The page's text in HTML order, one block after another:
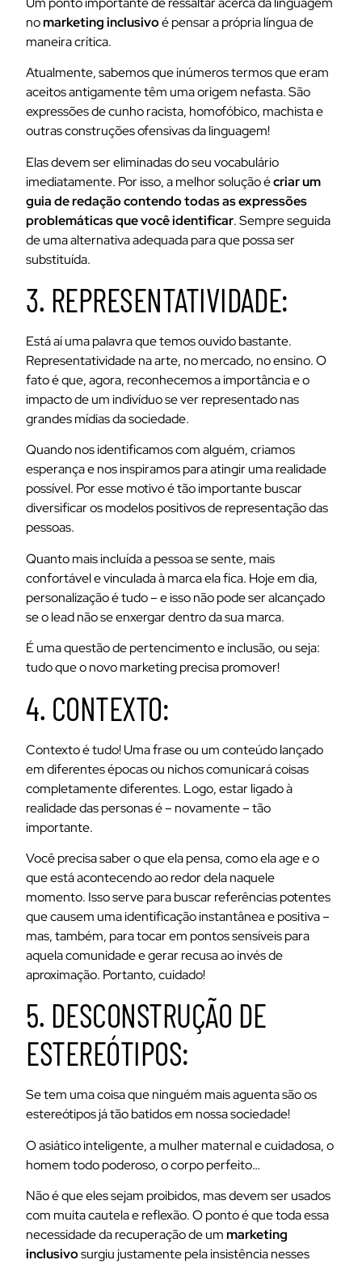
nomarketing inclusivoé pensar a própria língua de
maneira crítica.
Atualmente, sabemos que inúmeros termos que eram
aceitos antigamente têm uma origem nefasta. São
expressões de cunho racista, homofóbico, machista e
outras construções ofensivas da linguagem!
Elas devem ser eliminadas do seu vocabulário
imediatamente. Por isso, a melhor solução écriar um
guia de redação contendo todas as expressões
problemáticas que você identificar. Sempre seguida
de uma alternativa adequada para que possa ser
substituída.
3. REPRESENTATIVIDADE:
Está aí uma palavra que temos ouvido bastante.
Representatividade na arte, no mercado, no ensino. O
fato é que, agora, reconhecemos a importância e o
impacto de um indivíduo se ver representado nas
grandes mídias da sociedade.
Quando nos identificamos com alguém, criamos
esperança e nos inspiramos para atingir uma realidade
possível. Por esse motivo é tão importante buscar
diversificar os modelos positivos de representação das
pessoas.
Quanto mais incluída a pessoa se sente, mais
confortável e vinculada à marca ela fica. Hoje em dia,
personalização é tudo – e isso não pode ser alcançado
se o lead não se enxergar dentro da sua marca.
É uma questão de pertencimento e inclusão, ou seja:
tudo que o novo marketing precisa promover!
4. CONTEXTO:
Contexto é tudo! Uma frase ou um conteúdo lançado
em diferentes épocas ou nichos comunicará coisas
completamente diferentes. Logo, estar ligado à
realidade das personas é – novamente – tão
importante.
Você precisa saber o que ela pensa, como ela age e o
que está acontecendo ao redor dela naquele
momento. Isso serve para buscar referências potentes
que causem uma identificação instantânea e positiva –
mas, também, para tocar em pontos sensíveis para
aquela comunidade e gerar recusa ao invés de
aproximação. Portanto, cuidado!
5. DESCONSTRUÇÃO DE
ESTEREÓTIPOS:
Se tem uma coisa que ninguém mais aguenta são os
estereótipos já tão batidos em nossa sociedade!
O asiático inteligente, a mulher maternal e cuidadosa, o
homem todo poderoso, o corpo perfeito…
Não é que eles sejam proibidos, mas devem ser usados
com muita cautela e reflexão. O ponto é que toda essa
necessidade da recuperação de ummarketing
inclusivosurgiu justamente pela insistência nesses